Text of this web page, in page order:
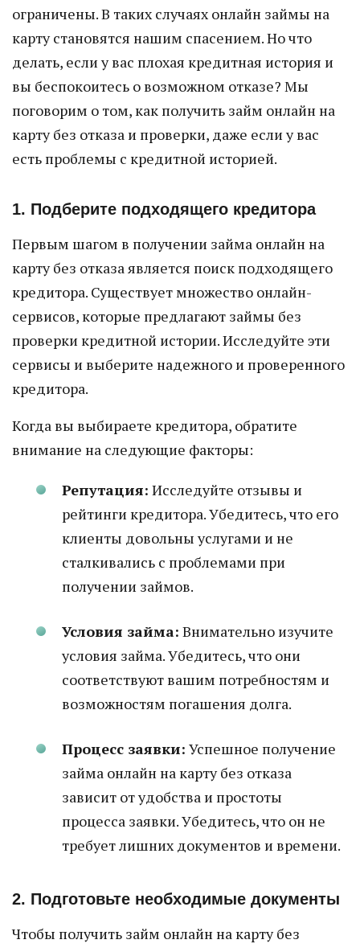
ограничены. В таких случаях онлайн займы на
карту становятся нашим спасением. Но что
делать, если у вас плохая кредитная история и
вы беспокоитесь о возможном отказе? Мы
поговорим о том, как получить займ онлайн на
карту без отказа и проверки, даже если у вас
есть проблемы с кредитной историей.
1. Подберите подходящего кредитора
Первым шагом в получении займа онлайн на
карту без отказа является поиск подходящего
кредитора. Существует множество онлайн-
сервисов, которые предлагают займы без
проверки кредитной истории. Исследуйте эти
сервисы и выберите надежного и проверенного
кредитора.
Когда вы выбираете кредитора, обратите
внимание на следующие факторы:
Репутация: Исследуйте отзывы и
рейтинги кредитора. Убедитесь, что его
клиенты довольны услугами и не
сталкивались с проблемами при
получении займов.
Условия займа: Внимательно изучите
условия займа. Убедитесь, что они
соответствуют вашим потребностям и
возможностям погашения долга.
Процесс заявки: Успешное получение
займа онлайн на карту без отказа
зависит от удобства и простоты
процесса заявки. Убедитесь, что он не
требует лишних документов и времени.
2. Подготовьте необходимые документы
Чтобы получить займ онлайн на карту без